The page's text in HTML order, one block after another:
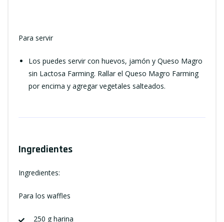
Para servir
Los puedes servir con huevos, jamón y Queso Magro
sin Lactosa Farming. Rallar el Queso Magro Farming
por encima y agregar vegetales salteados.
Ingredientes
Ingredientes:
Para los waffles
250 g harina